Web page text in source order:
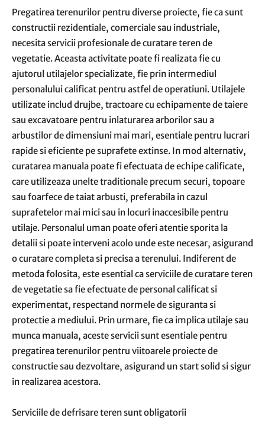
Pregatirea terenurilor pentru diverse proiecte, fie ca sunt
constructii rezidentiale, comerciale sau industriale,
necesita servicii profesionale de curatare teren de
vegetatie. Aceasta activitate poate fi realizata fie cu
ajutorul utilajelor specializate, fie prin intermediul
personalului calificat pentru astfel de operatiuni. Utilajele
utilizate includ drujbe, tractoare cu echipamente de taiere
sau excavatoare pentru inlaturarea arborilor sau a
arbustilor de dimensiuni mai mari, esentiale pentru lucrari
rapide si eficiente pe suprafete extinse. In mod alternativ,
curatarea manuala poate fi efectuata de echipe calificate,
care utilizeaza unelte traditionale precum securi, topoare
sau foarfece de taiat arbusti, preferabila in cazul
suprafetelor mai mici sau in locuri inaccesibile pentru
utilaje. Personalul uman poate oferi atentie sporita la
detalii si poate interveni acolo unde este necesar, asigurand
o curatare completa si precisa a terenului. Indiferent de
metoda folosita, este esential ca serviciile de curatare teren
de vegetatie sa fie efectuate de personal calificat si
experimentat, respectand normele de siguranta si
protectie a mediului. Prin urmare, fie ca implica utilaje sau
munca manuala, aceste servicii sunt esentiale pentru
pregatirea terenurilor pentru viitoarele proiecte de
constructie sau dezvoltare, asigurand un start solid si sigur
in realizarea acestora.
Serviciile de defrisare teren sunt obligatorii